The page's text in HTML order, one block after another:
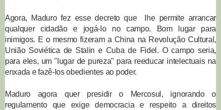
Agora, Maduro fez esse decreto que lhe permite arrancar
qualquer cidadão e jogá-lo no campo. Bom lugar para
inimigos. E o mesmo fizeram a China na Revolução Cultural,
União Soviética de Stalin e Cuba de Fidel. O campo seria,
para eles, um "lugar de pureza" para reeducar intelectuais na
enxada e fazê-los obedientes ao poder.
Maduro agora quer presidir o Mercosul, ignorando o
regulamento que exige democracia e respeito a direitos